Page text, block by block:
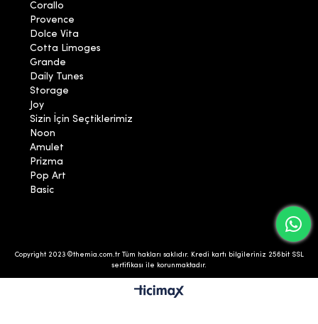
Corallo
Provence
Dolce Vita
Cotta Limoges
Grande
Daily Tunes
Storage
Joy
Sizin İçin Seçtiklerimiz
Noon
Amulet
Prizma
Pop Art
Basic
Copyright 2023 ©themia.com.tr Tüm hakları saklıdır. Kredi kartı bilgileriniz 256bit SSL
sertifikası ile korunmaktadır.